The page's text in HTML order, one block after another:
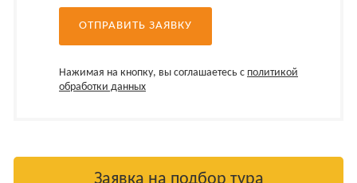
Нажимая на кнопку, вы соглашаетесь с политикой
обработки данных